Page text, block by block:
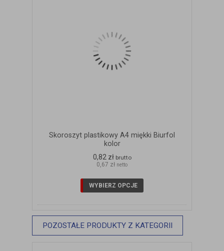
Skoroszyt plastikowy A4 miękki Biurfol
kolor
0,82 zł brutto
0,67 zł netto
WYBIERZ OPCJE
POZOSTAŁE PRODUKTY Z KATEGORII